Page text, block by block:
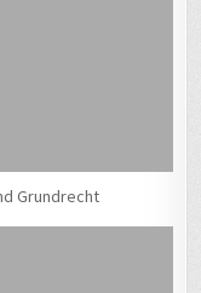
Grundrecht